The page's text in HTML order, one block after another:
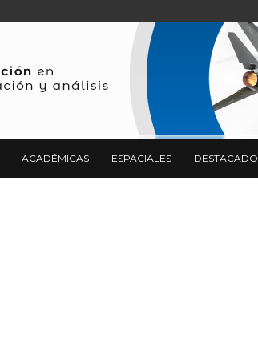
ACADÉMICAS ESPACIALES DESTACADO